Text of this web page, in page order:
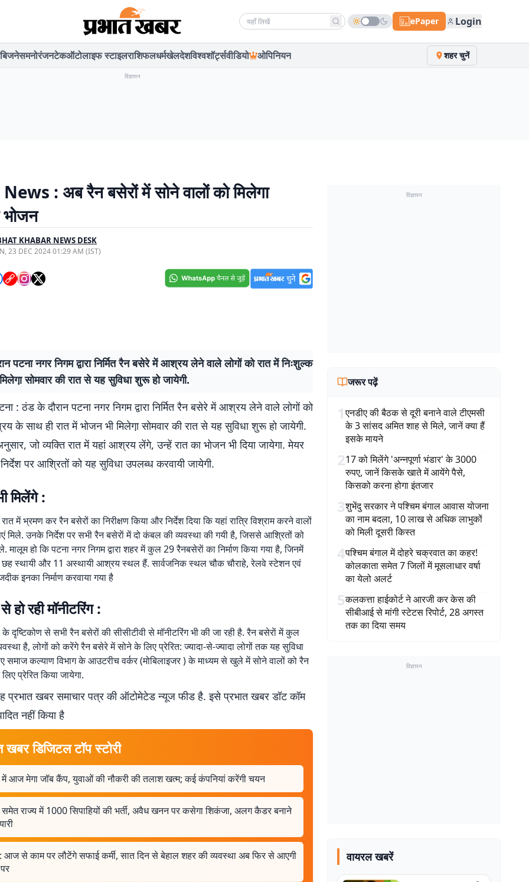
Search news ePaper Login
बिजनेसमनोरंजनटेकऑटोलाइफ स्टाइलराशिफलधर्मखेलदेशविश्वशॉर्ट्सवीडियो ओपिनियन शहर चुनें
विज्ञापन
: अब रैन बसेरों में सोने वालों को मिलेगा
KHABAR NEWS DESK
23 DEC 2024 01:29 AM (IST)
पटना नगर निगम द्वारा निर्मित रैन बसेरे में आश्रय लेने वाले लोगों को रात में निःशुल्क
सोमवार की रात से यह सुविधा शुरू हो जायेगी.
: ठंड के दौरान पटना नगर निगम द्वारा निर्मित रैन बसेरे में आश्रय लेने वाले लोगों को
के साथ ही रात में भोजन भी मिलेगा़ सोमवार की रात से यह सुविधा शुरू हो जायेगी.
जो व्यक्ति रात में यहां आश्रय लेंगे, उन्हें रात का भोजन भी दिया जायेगा. मेयर
पर आश्रितों को यह सुविधा उपलब्ध करवायी जायेगी.
मिलेंगे :
में भ्रमण कर रैन बसेरों का निरीक्षण किया और निर्देश दिया कि यहां रात्रि विश्राम करने वालों
मिले. उनके निर्देश पर सभी रैन बसेराें में दो कंबल की व्यवस्था की गयी है, जिससे आश्रितों को
मालूम हो कि पटना नगर निगम द्वारा शहर में कुल 29 रैनबसेराें का निर्माण किया गया है, जिनमें
छह स्थायी और 11 अस्थायी आश्रय स्थल हैं. सार्वजनिक स्थल चौक चौराहे, रेलवे स्टेशन एवं
इनका निर्माण करवाया गया है
हो रही मॉनीटरिंग :
के दृष्टिकोण से सभी रैन बसेरों की सीसीटीवी से मॉनीटरिंग भी की जा रही है. रैन बसेराें में कुल
है, लोगों को करेंगे रैन बसेरे में सोने के लिए प्रेरित: ज्यादा-से-ज्यादा लोगों तक यह सुविधा
समाज कल्याण विभाग के आउटरीच वर्कर (मोबिलाइजर ) के माध्यम से खुले में सोने वालों को रैन
प्रेरित किया जायेगा.
प्रभात खबर समाचार पत्र की ऑटोमेटेड न्यूज फीड है. इसे प्रभात खबर डॉट कॉम
नहीं किया है
खबर डिजिटल टॉप स्टोरी
में आज मेगा जॉब कैंप, युवाओं की नौकरी की तलाश खत्म; कई कंपनियां करेंगी चयन
समेत राज्य में 1000 सिपाहियों की भर्ती, अवैध खनन पर कसेगा शिकंजा, अलग कैडर बनाने
आज से काम पर लौटेंगे सफाई कर्मी, सात दिन से बेहाल शहर की व्यवस्था अब फिर से आएगी
विज्ञापन
जरूर पढ़ें
1एनडीए की बैठक से दूरी बनाने वाले टीएमसी
के 3 सांसद अमित शाह से मिले, जानें क्या हैं
इसके मायने
217 को मिलेंगे 'अन्नपूर्णा भंडार' के 3000
रुपए, जानें किसके खाते में आयेंगे पैसे,
किसको करना होगा इंतजार
3शुभेंदु सरकार ने पश्चिम बंगाल आवास योजना
का नाम बदला, 10 लाख से अधिक लाभुकों
को मिली दूसरी किस्त
4पश्चिम बंगाल में दोहरे चक्रवात का कहर!
कोलकाता समेत 7 जिलों में मूसलाधार वर्षा
का येलो अलर्ट
5कलकत्ता हाईकोर्ट ने आरजी कर केस की
सीबीआई से मांगी स्टेटस रिपोर्ट, 28 अगस्त
तक का दिया समय
विज्ञापन
वायरल खबरें